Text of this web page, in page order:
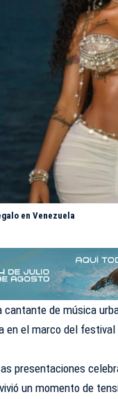
en Venezuela
cantante de música
en el marco del
presentaciones
vivió un momento de